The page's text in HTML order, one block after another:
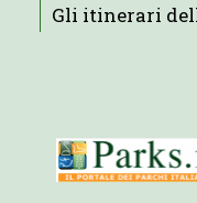
Gli itinerari